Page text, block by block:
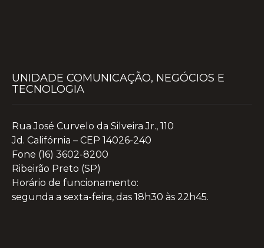
UNIDADE COMUNICAÇÃO, NEGÓCIOS E
TECNOLOGIA
Rua José Curvelo da Silveira Jr., 110
Jd. Califórnia – CEP 14026-240
Fone (16) 3602-8200
Ribeirão Preto (SP)
Horário de funcionamento:
segunda a sexta-feira, das 18h30 às 22h45.